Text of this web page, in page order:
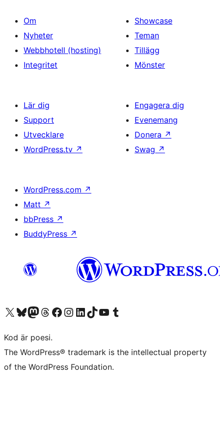
Om
Nyheter
Webbhotell (hosting)
Integritet
Showcase
Teman
Tillägg
Mönster
Lär dig
Support
Utvecklare
WordPress.tv ↗
Engagera dig
Evenemang
Donera ↗
Swag ↗
WordPress.com ↗
Matt ↗
bbPress ↗
BuddyPress ↗
Besök vår X-konto (f.d. Twitter)
Besök vårt Bluesky-konto
Besök vårt Mastodon-konto
Besök vårt Thread-konto
Besök vår Facebook-sidaBesök vårt Instagram-konto
Besök vårt LinkedIn-konto
Besök vårt TikTok-konto
Besök vår YouTube-kanalBesök vårt Tumblr-konto
Kod är poesi.
The WordPress® trademark is the intellectual property
of the WordPress Foundation.